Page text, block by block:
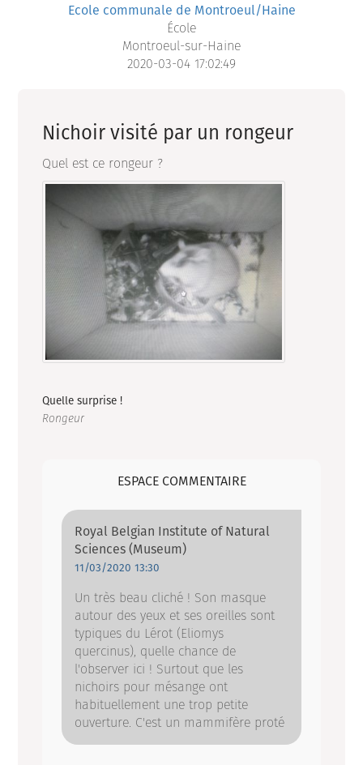
Ecole communale de Montroeul/Haine
École
Montroeul-sur-Haine
2020-03-04 17:02:49
Nichoir visité par un rongeur
Quel est ce rongeur ?
Quelle surprise !
Rongeur
ESPACE COMMENTAIRE
Royal Belgian Institute of Natural
Sciences (Museum)
11/03/2020 13:30
Un très beau cliché ! Son masque
autour des yeux et ses oreilles sont
typiques du Lérot (Eliomys
quercinus), quelle chance de
l'observer ici ! Surtout que les
nichoirs pour mésange ont
habituellement une trop petite
ouverture. C'est un mammifère proté